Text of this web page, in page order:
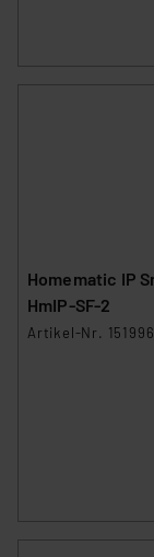
Homematic IP
HmIP-SF-2
Artikel-Nr. 151996